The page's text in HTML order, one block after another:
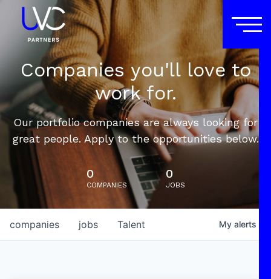
Companies you'll love to
work for.
Our portfolio companies are always looking for
great people. Apply to the opportunities below.
0
COMPANIES
0
JOBS
jobs
companies Talent My alerts